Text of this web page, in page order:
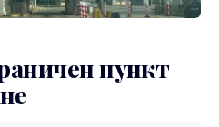
пункт